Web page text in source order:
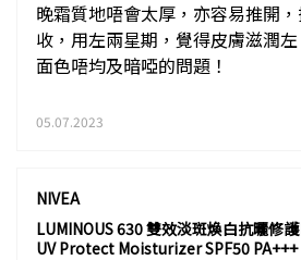
晚霜質地唔會太厚，亦容易推開
收，用左兩星期，覺得皮膚滋潤
面色唔均及暗啞的問題！
05.07.2023
NIVEA
LUMINOUS 630 雙效淡斑煥白抗曬修
UV Protect Moisturizer SPF50 PA+++